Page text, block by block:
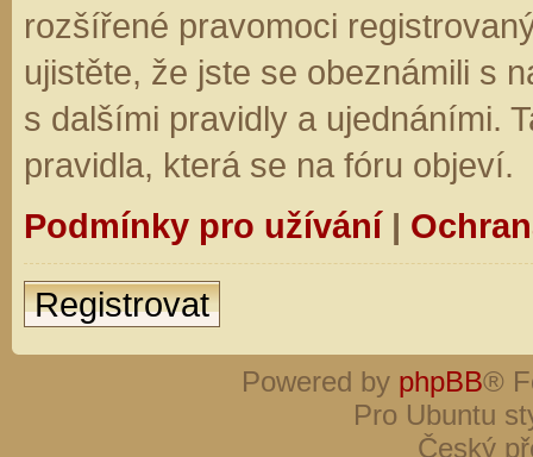
rozšířené pravomoci
ujistěte, že jste se obeznámili s
s dalšími pravidly a ujednáními.
pravidla, která se na fóru objeví.
Podmínky pro užívání|
Registrovat
Powered by phpBB®
Pro Ubuntu
Český